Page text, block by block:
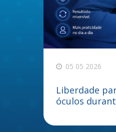
05 05 2026
Liberdade
óculos